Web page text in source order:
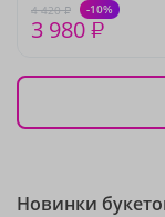
4 420 ₽ -10%
3 980 ₽
Новинки